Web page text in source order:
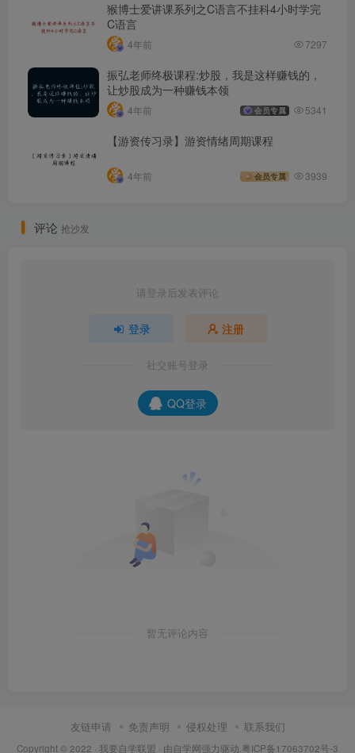
猴博士爱讲课系列之C语言不挂科4小时学完
C语言
4年前 7297
振弘老师终极课程:炒股，我是这样赚钱的，
让炒股成为一种赚钱本领
4年前 会员专属 5341
【游资传习录】游资情绪周期课程
4年前 会员专属 3939
评论 抢沙发
请登录后发表评论
登录 注册
社交账号登录
QQ登录
暂无评论内容
友链申请 免责声明 侵权处理 联系我们
Copyright © 2022 · 我要自学联盟 · 由自学网强力驱动. 粤ICP备17063702号-3